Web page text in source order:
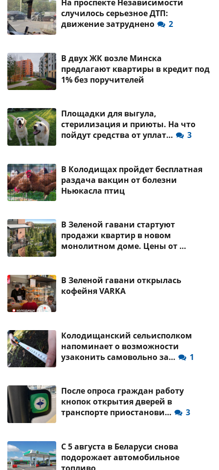
На проспекте Независимости
случилось серьезное ДТП:
движение затруднено
2
В двух ЖК возле Минска
предлагают квартиры в кредит под
1% без поручителей
Площадки для выгула,
стерилизация и приюты. На что
пойдут средства от уплат…
3
В Колодищах пройдет бесплатная
раздача вакцин от болезни
Ньюкасла птиц
В Зеленой гавани стартуют
продажи квартир в новом
монолитном доме. Цены от …
В Зеленой гавани открылась
кофейня VARKA
Колодищанский сельисполком
напоминает о возможности
узаконить самовольно за…
1
После опроса граждан работу
кнопок открытия дверей в
транспорте приостанови…
3
С 5 августа в Беларуси снова
подорожает автомобильное